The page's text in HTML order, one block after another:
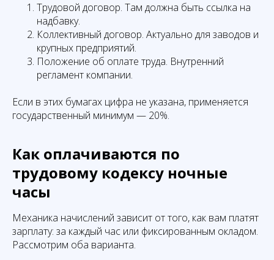
Трудовой договор. Там должна быть ссылка на
надбавку.
Коллективный договор. Актуально для заводов и
крупных предприятий.
Положение об оплате труда. Внутренний
регламент компании.
Если в этих бумагах цифра не указана, применяется
государственный минимум — 20%.
Как оплачиваются по
трудовому кодексу ночные
часы
Механика начислений зависит от того, как вам платят
зарплату: за каждый час или фиксированным окладом.
Рассмотрим оба варианта.